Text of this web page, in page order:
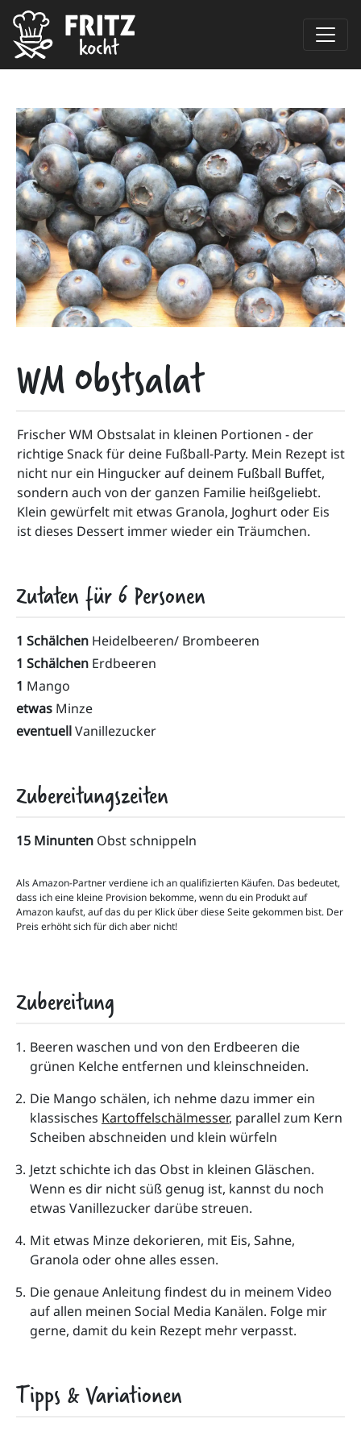
WM Obstsalat
Frischer WM Obstsalat in kleinen Portionen - der
richtige Snack für deine Fußball-Party. Mein Rezept ist
nicht nur ein Hingucker auf deinem Fußball Buffet,
sondern auch von der ganzen Familie heißgeliebt.
Klein gewürfelt mit etwas Granola, Joghurt oder Eis
ist dieses Dessert immer wieder ein Träumchen.
Zutaten für6Personen
1 Schälchen Heidelbeeren/ Brombeeren
1 Schälchen Erdbeeren
1 Mango
etwas Minze
eventuellVanillezucker
Zubereitungszeiten
15 Minunten Obst schnippeln
Als Amazon-Partner verdiene ich an qualifizierten Käufen. Das bedeutet,
dass ich eine kleine Provision bekomme, wenn du ein Produkt auf
Amazon kaufst, auf das du per Klick über diese Seite gekommen bist. Der
Preis erhöht sich für dich aber nicht!
Zubereitung
Beeren waschen und von den Erdbeeren die
grünen Kelche entfernen und kleinschneiden.
Die Mango schälen, ich nehme dazu immer ein
klassisches Kartoffelschälmesser, parallel zum Kern
Scheiben abschneiden und klein würfeln
Jetzt schichte ich das Obst in kleinen Gläschen.
Wenn es dir nicht süß genug ist, kannst du noch
etwas Vanillezucker darübe streuen.
Mit etwas Minze dekorieren, mit Eis, Sahne,
Granola oder ohne alles essen.
Die genaue Anleitung findest du in meinem Video
auf allen meinen Social Media Kanälen. Folge mir
gerne, damit du kein Rezept mehr verpasst.
Tipps & Variationen